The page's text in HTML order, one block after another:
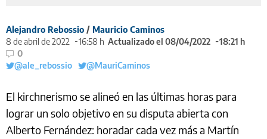
Alejandro Rebossio / Mauricio Caminos
8 de abril de 2022
16:58 h Actualizado el 08/04/2022
18:21 h
0
@ale_rebossio
@MauriCaminos
El kirchnerismo se alineó en las últimas horas para
lograr un solo objetivo en su disputa abierta con
Alberto Fernández: horadar cada vez más a Martín